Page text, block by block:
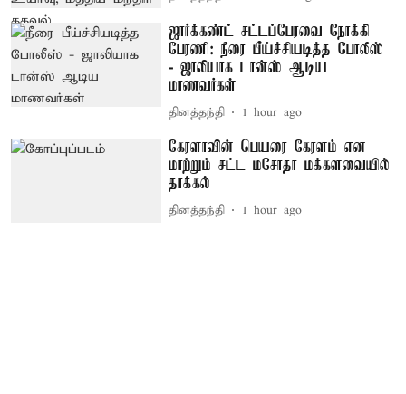
ஜார்க்கண்ட் சட்டப்பேரவை நோக்கி
பேரணி: நீரை பீய்ச்சியடித்த போலீஸ்
- ஜாலியாக டான்ஸ் ஆடிய
மாணவர்கள்
தினத்தந்தி 1 hour ago
கேரளாவின் பெயரை கேரளம் என
மாற்றும் சட்ட மசோதா மக்களவையில்
தாக்கல்
தினத்தந்தி 1 hour ago